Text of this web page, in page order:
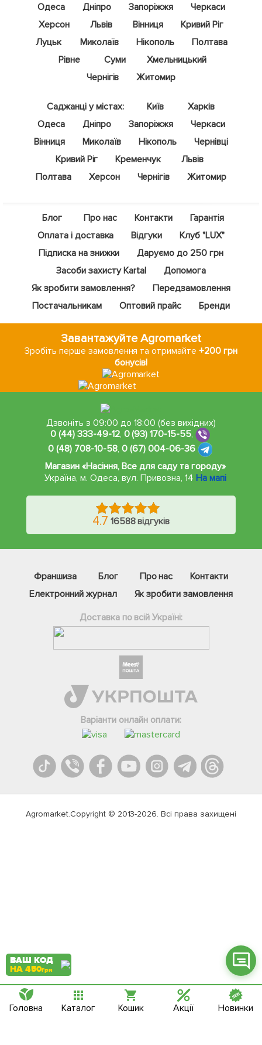
Одеса
Дніпро Запоріжжя
Черкаси
Херсон
Львів Вінниця
Кривий Ріг
Луцьк
Миколаїв Нікополь
Полтава
Рівне
Суми
Хмельницький
Чернігів
Житомир
Саджанці у містах: Київ
Харків
Одеса
Дніпро Запоріжжя
Черкаси
Вінниця
Миколаїв Нікополь
Чернівці
Кривий Ріг
Кременчук
Львів
Полтава
Херсон Чернігів Житомир
Блог Про нас Контакти
Гарантія
Оплата і доставка
Відгуки
Клуб "LUX"
Підписка на знижки
Даруємо до 250 грн
Засоби захисту Kartal
Допомога
Як зробити замовлення?
Передзамовлення
Постачальникам
Оптовий прайс Бренди
Завантажуйте Agromarket
Зробіть перше замовлення та отримайте+200 грн
бонусів!
Дзвоніть з 09:00 до 18:00 (без вихідних)
0 (44) 333-49-12, 0 (93) 170-15-55,
0 (48) 708-10-58, 0 (67) 004-06-36
Магазин «Насіння, Все для саду та городу»
Україна, м. Одеса,вул. Привозна, 14 На мапі
4.7 16588 відгуків
Франшиза Блог Про нас
Контакти
Електронний журнал
Як зробити замовлення
Доставка по всій Україні:
Варіанти онлайн оплати:
Agromarket.Copyright © 2013-2026. Всі права захищені
Фейсбук
ВАШ КОД
НА 450грн
Головна Каталог Кошик Акції Новинки